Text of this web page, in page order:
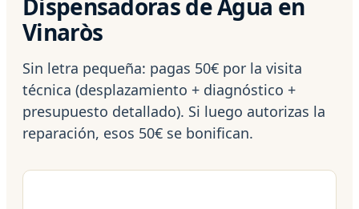
Dispensadoras de Agua en
Vinaròs
Sin letra pequeña: pagas 50€ por la visita
técnica (desplazamiento + diagnóstico +
presupuesto detallado). Si luego autorizas la
reparación, esos 50€ se bonifican.